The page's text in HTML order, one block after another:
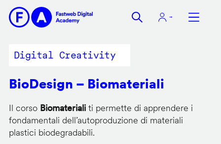
contenuto
Digital Creativity
BioDesign – Biomateriali
Il corso Biomaterialiti permette di apprendere i
fondamentali dell’autoproduzione di materiali
plastici biodegradabili.